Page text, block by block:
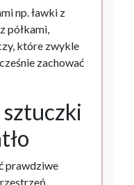
np. ławki z
półkami,
które zwykle
zachować
prawdziwe